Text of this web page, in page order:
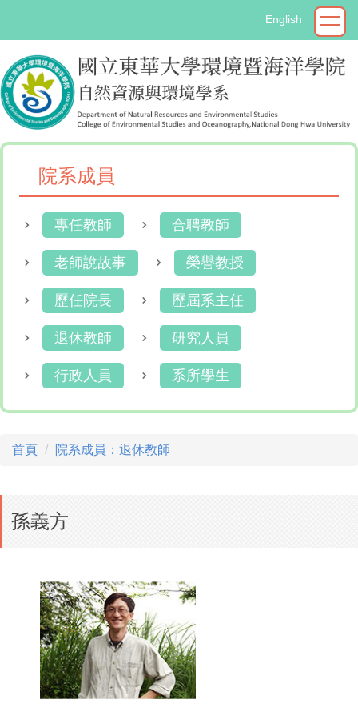
要
內
容
區
English
院系成員
專任教師 合聘教師
老師說故事 榮譽教授
歷任院長 歷屆系主任
退休教師 研究人員
行政人員 系所學生
首頁 院系成員：退休教師
孫義方